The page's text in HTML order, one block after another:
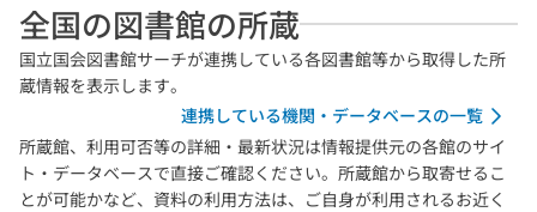
全国の図書館の所蔵
国立国会図書館サーチが連携している各図書館等から取得した所
蔵情報を表示します。
連携している機関・データベースの一覧
所蔵館、利用可否等の詳細・最新状況は情報提供元の各館のサイ
ト・データベースで直接ご確認ください。所蔵館から取寄せるこ
とが可能かなど、資料の利用方法は、ご自身が利用されるお近く